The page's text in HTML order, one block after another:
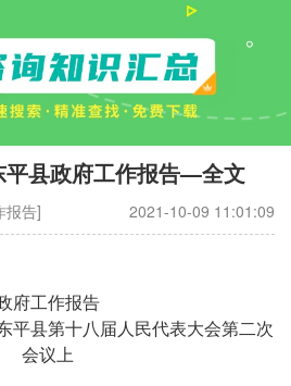
平县政府工作报告—全文
报告] 2021-10-09 11:01:09
府工作报告
县第十八届人民代表大会第二次
会议上